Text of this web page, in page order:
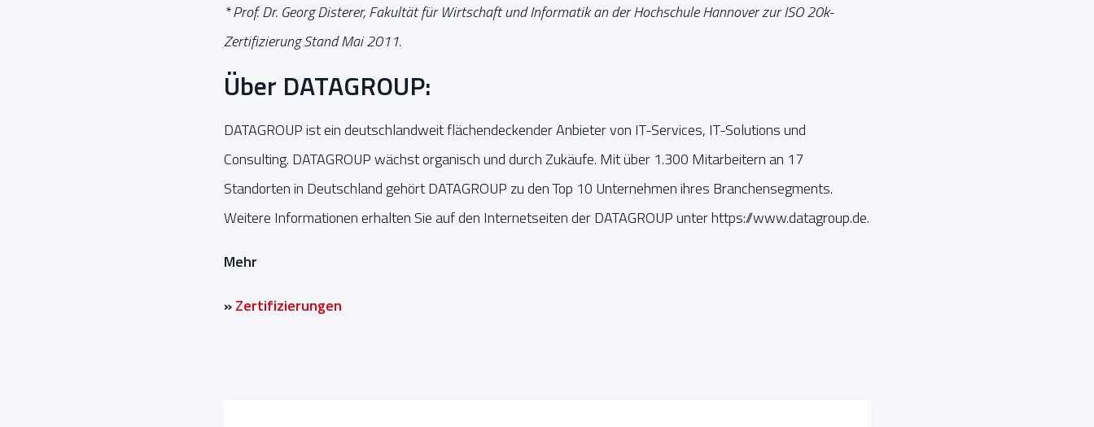
* Prof. Dr. Georg Disterer, Fakultät für Wirtschaft und Informatik an der Hochschule Hannover zur ISO 20k-
Zertifizierung Stand Mai 2011.
Über DATAGROUP:
DATAGROUP ist ein deutschlandweit flächendeckender Anbieter von IT-Services, IT-Solutions und
Consulting. DATAGROUP wächst organisch und durch Zukäufe. Mit über 1.300 Mitarbeitern an 17
Standorten in Deutschland gehört DATAGROUP zu den Top 10 Unternehmen ihres Branchensegments.
Weitere Informationen erhalten Sie auf den Internetseiten der DATAGROUP unter https://www.datagroup.de.
Mehr
»Zertifizierungen